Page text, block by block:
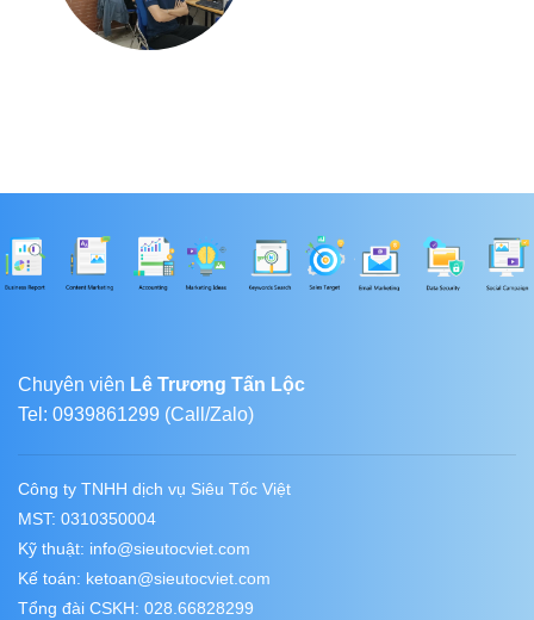
Chuyên viên Lê Trương Tấn Lộc
Tel: 0939861299 (Call/Zalo)
Công ty TNHH dịch vụ Siêu Tốc Việt
MST: 0310350004
Kỹ thuật: info@sieutocviet.com
Kế toán: ketoan@sieutocviet.com
Tổng đài CSKH: 028.66828299